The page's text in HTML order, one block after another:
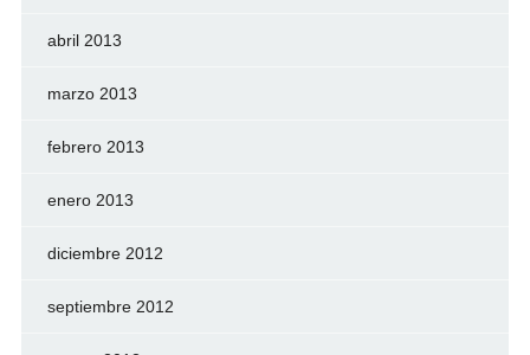
abril 2013
marzo 2013
febrero 2013
enero 2013
diciembre 2012
septiembre 2012